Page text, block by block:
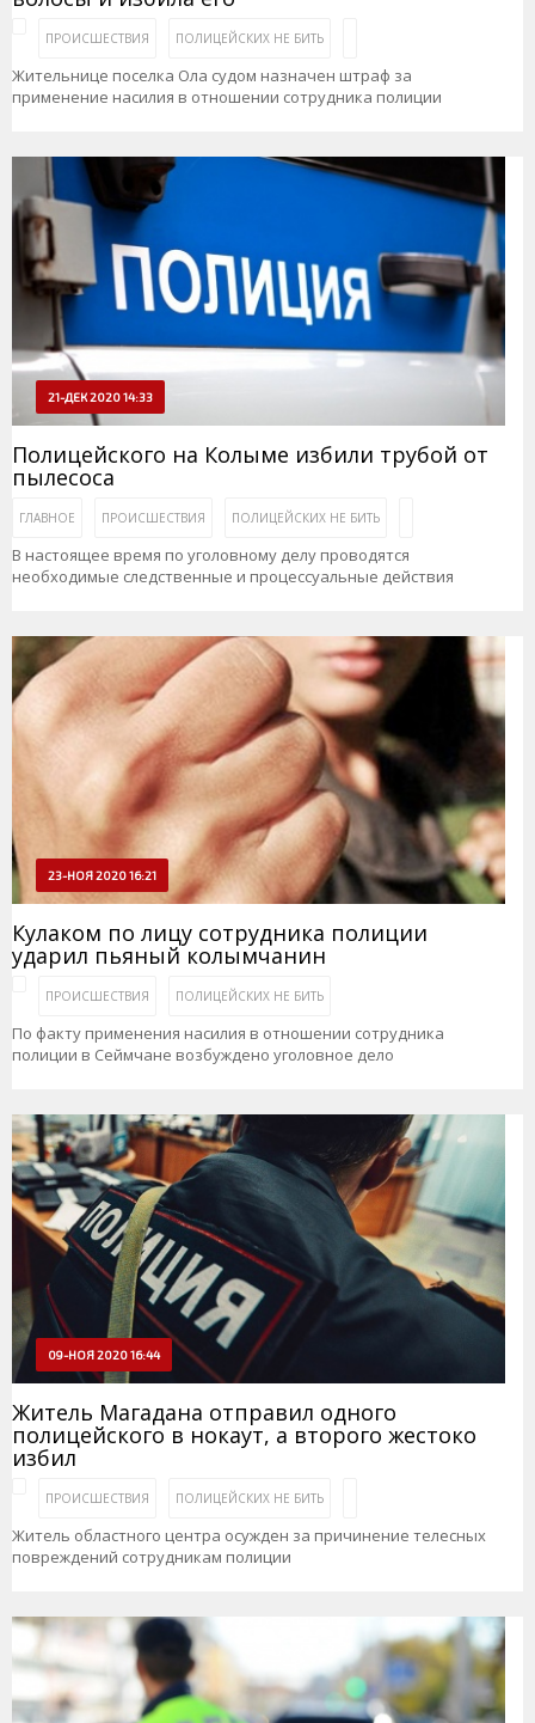
ПРОИСШЕСТВИЯ ПОЛИЦЕЙСКИХ НЕ БИТЬ
Жительнице поселка Ола судом назначен штраф за
применение насилия в отношении сотрудника полиции
21-ДЕК 2020 14:33
Полицейского на Колыме избили трубой от
пылесоса
ГЛАВНОЕ ПРОИСШЕСТВИЯ ПОЛИЦЕЙСКИХ НЕ БИТЬ
В настоящее время по уголовному делу проводятся
необходимые следственные и процессуальные действия
23-НОЯ 2020 16:21
Кулаком по лицу сотрудника полиции
ударил пьяный колымчанин
ПРОИСШЕСТВИЯ ПОЛИЦЕЙСКИХ НЕ БИТЬ
По факту применения насилия в отношении сотрудника
полиции в Сеймчане возбуждено уголовное дело
09-НОЯ 2020 16:44
Житель Магадана отправил одного
полицейского в нокаут, а второго жестоко
избил
ПРОИСШЕСТВИЯ ПОЛИЦЕЙСКИХ НЕ БИТЬ
Житель областного центра осужден за причинение телесных
повреждений сотрудникам полиции